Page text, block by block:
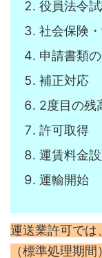
役員法令
社会保険
申請書類
補正対応
2度目の残
許可取得
運賃料金
運輸開始
運送業許可では
（標準処理期